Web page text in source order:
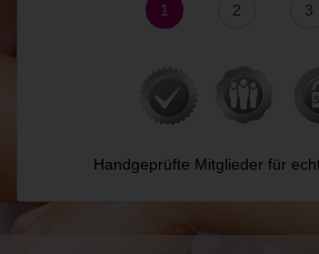
1 2 3
Handgeprüfte Mitglieder für